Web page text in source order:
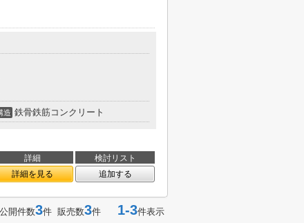
造 鉄骨鉄筋コンクリート
詳細
検討リスト
詳細を見る 追加する
開件数3件 販売数3件 1-3件表示